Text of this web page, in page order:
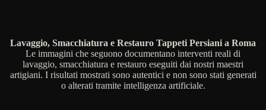
Lavaggio, Smacchiatura e Restauro Tappeti Persiani a Roma
Le immagini che seguono documentano interventi reali di
lavaggio, smacchiatura e restauro eseguiti dai nostri maestri
artigiani. I risultati mostrati sono autentici e non sono stati generati
o alterati tramite intelligenza artificiale.